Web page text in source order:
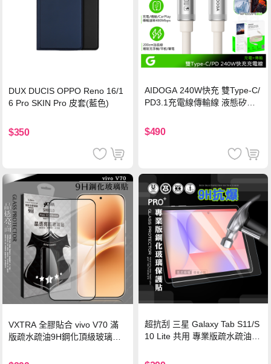
DUX DUCIS OPPO Reno 16/1
6 Pro SKIN Pro 皮套(藍色)
$350
AIDOGA 240W快充 雙Type-C/
PD3.1充電線傳輸線 液態矽膠
機/平板/筆電
$490
VXTRA 全膠貼合 vivo V70 滿
版疏水疏油9H鋼化頂級玻璃貼
超抗刮 三星 Galaxy Tab S11/S
10 Lite 共用 專業版疏水疏油9